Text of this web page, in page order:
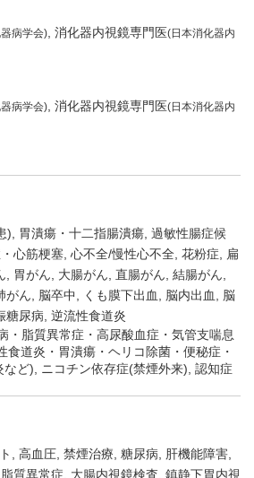
病学会) 消化器内視鏡専門医(日本消化器内
病学会) 消化器内視鏡専門医(日本消化器内
) 胃潰瘍・十二指腸潰瘍 過敏性腸症候
心筋梗塞 心不全/慢性心不全 花粉症
扁
胃がん 大腸がん 直腸がん 結腸がん
がん 脳卒中 くも膜下出血 脳内出血
脳
糖尿病 逆流性食道炎
・脂質異常症・高尿酸血症・気管支喘息
食道炎・胃潰瘍・ヘリコ除菌・便秘症・
など), ニコチン依存症(禁煙外来), 認知症
高血圧 禁煙治療 糖尿病
肝機能障害
脂質異常症 大腸内視鏡検査 鎮静下胃内視